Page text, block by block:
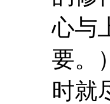
心与
要。
时就